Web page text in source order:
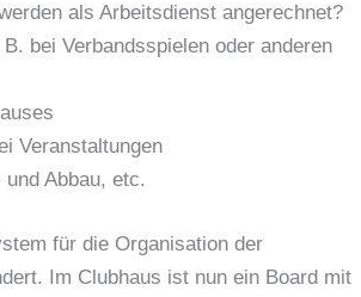
als Arbeitsdienst angerechnet?
bei Verbandsspielen oder anderen
Veranstaltungen
Abbau, etc.
für die Organisation der
Im Clubhaus ist nun ein Board mit